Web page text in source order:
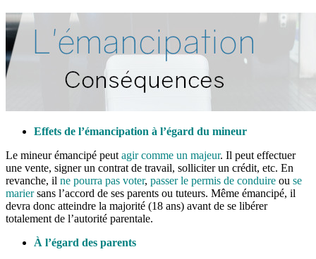
Effets de l’émancipation à l’égard du mineur
Le mineur émancipé peut agir comme un majeur. Il peut effectuer
une vente, signer un contrat de travail, solliciter un crédit, etc. En
revanche, il ne pourra pas voter, passer le permis de conduire ou se
mariersans l’accord de ses parents ou tuteurs. Même émancipé, il
devra donc atteindre la majorité (18 ans) avant de se libérer
totalement de l’autorité parentale.
À l’égard des parents